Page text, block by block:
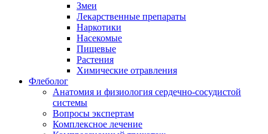
Змеи
Лекарственные препараты
Наркотики
Насекомые
Пищевые
Растения
Химические отравления
Флеболог
Анатомия и физиология сердечно-сосудистой
системы
Вопросы экспертам
Комплексное лечение